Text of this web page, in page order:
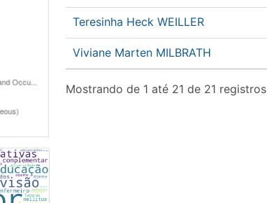
Teresinha Heck WEILLER
Viviane Marten MILBRATH
Mostrando de 1 até 21 de 21 registros